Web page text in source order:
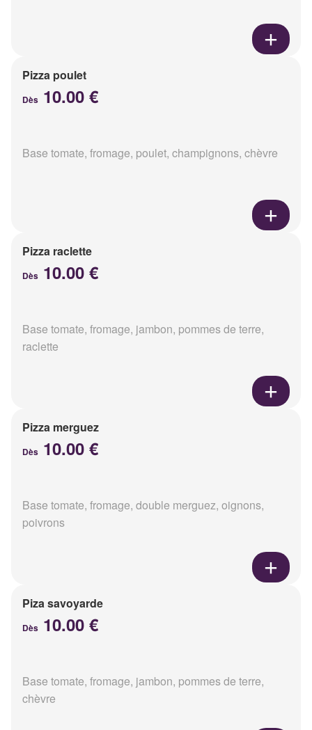
Pizza poulet
Dès 10.00 €
Base tomate, fromage, poulet, champignons, chèvre
Pizza raclette
Dès 10.00 €
Base tomate, fromage, jambon, pommes de terre,
raclette
Pizza merguez
Dès 10.00 €
Base tomate, fromage, double merguez, oignons,
poivrons
Piza savoyarde
Dès 10.00 €
Base tomate, fromage, jambon, pommes de terre,
chèvre